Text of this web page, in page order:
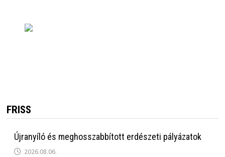
FRISS
Újranyíló és meghosszabbított erdészeti pályázatok
2026.08.06.